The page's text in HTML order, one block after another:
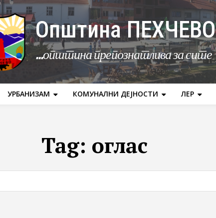
Општина ПЕХЧЕВО
...општина препознатлива за сите
УРБАНИЗАМ КОМУНАЛНИ ДЕЈНОСТИ ЛЕР
Tag: оглас